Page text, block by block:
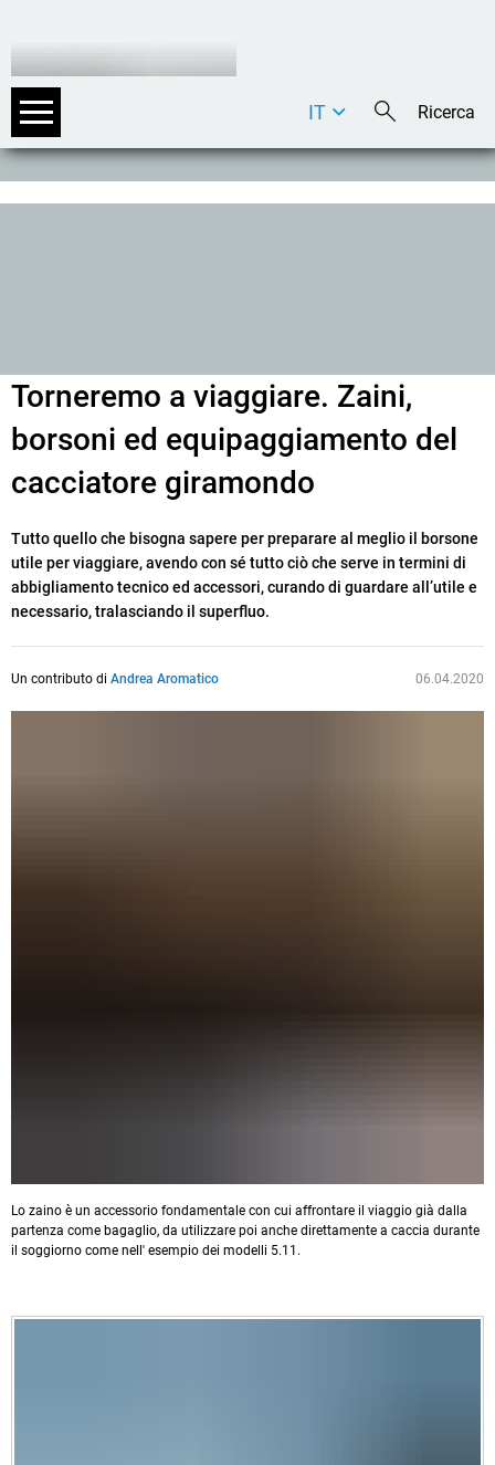
DE
IT
Torneremo a viaggiare. Zaini,
borsoni ed equipaggiamento del
cacciatore giramondo
Tutto quello che bisogna sapere per preparare al meglio il borsone
utile per viaggiare, avendo con sé tutto ciò che serve in termini di
abbigliamento tecnico ed accessori, curando di guardare all’utile e
necessario, tralasciando il superfluo.
Un contributo di Andrea Aromatico 06.04.2020
Lo zaino è un accessorio fondamentale con cui affrontare il viaggio già dalla
partenza come bagaglio, da utilizzare poi anche direttamente a caccia durante
il soggiorno come nell' esempio dei modelli 5.11.